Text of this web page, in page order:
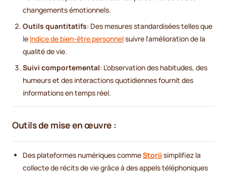
changements émotionnels.
Outils quantitatifs: Des mesures standardisées telles que
le Indice de bien-être personnelsuivre l'amélioration de la
qualité de vie.
Suivi comportemental: L'observation des habitudes, des
humeurs et des interactions quotidiennes fournit des
informations en temps réel.
Outils de mise en œuvre :
Des plateformes numériques commeStorii simplifiez la
collecte de récits de vie grâce à des appels téléphoniques